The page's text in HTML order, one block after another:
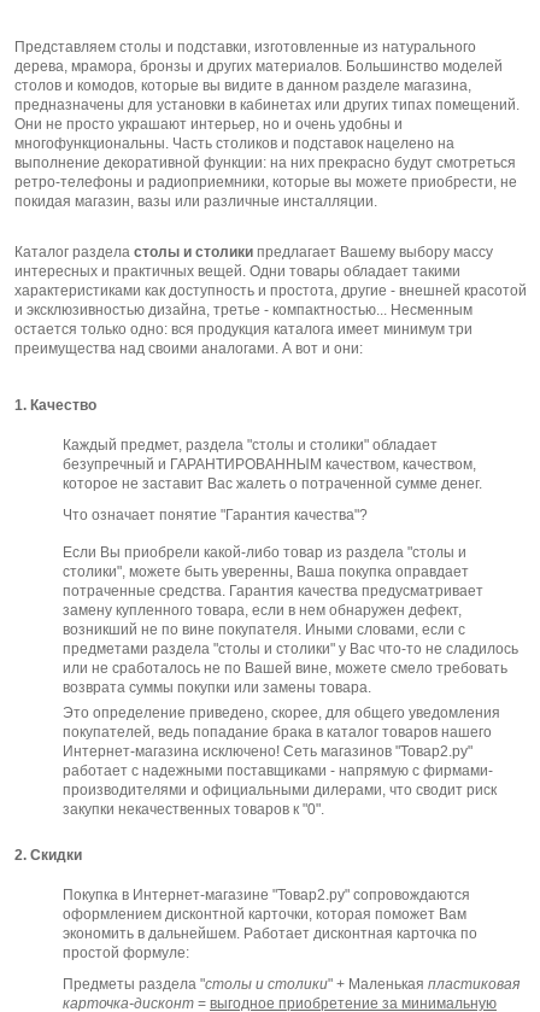
Представляем столы и подставки, изготовленные из натурального
дерева, мрамора, бронзы и других материалов. Большинство моделей
столов и комодов, которые вы видите в данном разделе магазина,
предназначены для установки в кабинетах или других типах помещений.
Они не просто украшают интерьер, но и очень удобны и
многофункциональны. Часть столиков и подставок нацелено на
выполнение декоративной функции: на них прекрасно будут смотреться
ретро-телефоны и радиоприемники, которые вы можете приобрести, не
покидая магазин, вазы или различные инсталляции.
Каталог раздела столы и столики предлагает Вашему выбору массу
интересных и практичных вещей. Одни товары обладает такими
характеристиками как доступность и простота, другие - внешней красотой
и эксклюзивностью дизайна, третье - компактностью... Несменным
остается только одно: вся продукция каталога имеет минимум три
преимущества над своими аналогами. А вот и они:
1. Качество
Каждый предмет, раздела "столы и столики" обладает
безупречный и ГАРАНТИРОВАННЫМ качеством, качеством,
которое не заставит Вас жалеть о потраченной сумме денег.
Что означает понятие "Гарантия качества"?
Если Вы приобрели какой-либо товар из раздела "столы и
столики", можете быть уверенны, Ваша покупка оправдает
потраченные средства. Гарантия качества предусматривает
замену купленного товара, если в нем обнаружен дефект,
возникший не по вине покупателя. Иными словами, если с
предметами раздела "столы и столики" у Вас что-то не сладилось
или не сработалось не по Вашей вине, можете смело требовать
возврата суммы покупки или замены товара.
Это определение приведено, скорее, для общего уведомления
покупателей, ведь попадание брака в каталог товаров нашего
Интернет-магазина исключено! Сеть магазинов "Товар2.ру"
работает с надежными поставщиками - напрямую с фирмами-
производителями и официальными дилерами, что сводит риск
закупки некачественных товаров к "0".
2. Скидки
Покупка в Интернет-магазине "Товар2.ру" сопровождаются
оформлением дисконтной карточки, которая поможет Вам
экономить в дальнейшем. Работает дисконтная карточка по
простой формуле:
Предметы раздела "столы и столики" + Маленькая пластиковая
карточка-дисконт = выгодное приобретение за минимальную